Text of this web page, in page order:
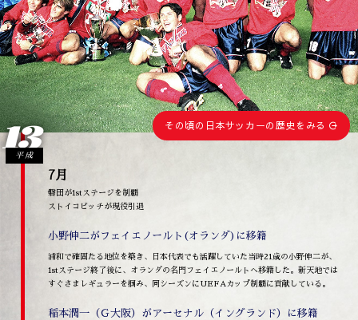
その頃の日本サッカーの歴史をみる
13
平成
7月
磐田が1stステージを制覇
ストイコビッチが現役引退
小野伸二がフェイエノールト(オランダ)に移籍
浦和で確固たる地位を築き、日本代表でも活躍していた当時21歳の小野伸二が、
1stステージ終了後に、オランダの名門フェイエノールトへ移籍した。新天地では
すぐさまレギュラーを掴み、同シーズンにUEFAカップ制覇に貢献している。
稲本潤一（Ｇ大阪）がアーセナル（イングランド）に移籍